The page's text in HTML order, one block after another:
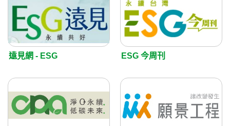
遠見網 - ESG ESG 今周刊